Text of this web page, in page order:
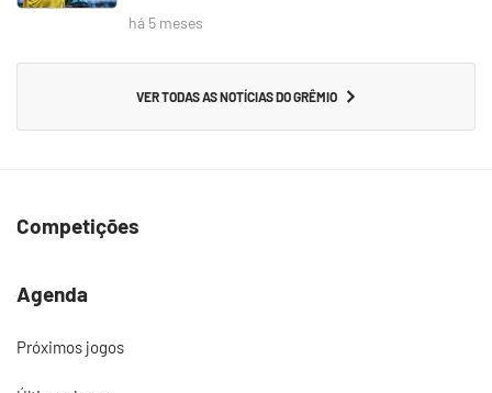
há 5 meses
VER TODAS AS NOTÍCIAS DO GRÊMIO
Competições
Agenda
Próximos jogos